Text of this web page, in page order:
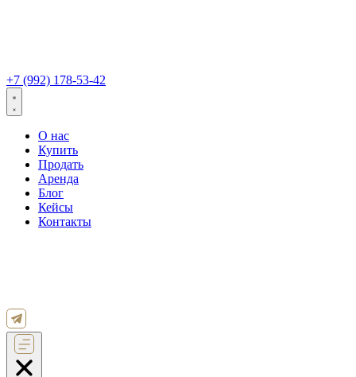
+7 (992) 178-53-42
О нас
Купить
Продать
Аренда
Блог
Кейсы
Контакты